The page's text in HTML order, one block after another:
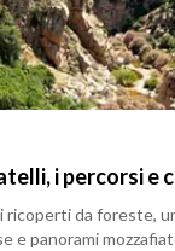
i percorsi e
ricoperti da foreste,
e panorami